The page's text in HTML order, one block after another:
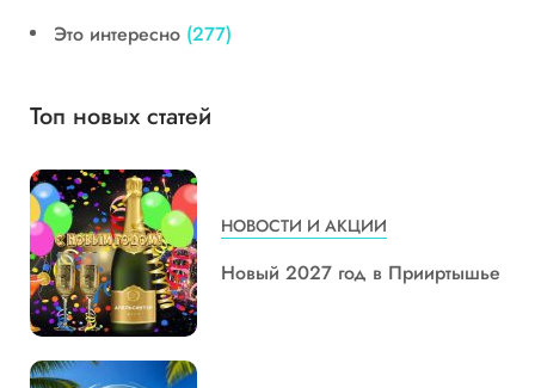
Это интересно (277)
Топ новых статей
НОВОСТИ И АКЦИИ
Новый 2027 год в Прииртышье